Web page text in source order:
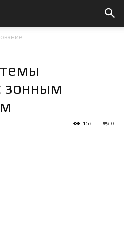
зонным
0
153